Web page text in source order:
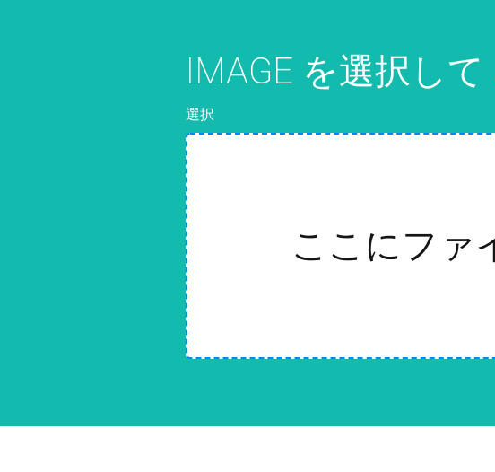
IMAGE を選択し
選択
ここにファ